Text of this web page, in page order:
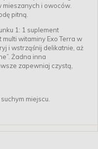
i owoców.
pitną.
1: 1 suplement
witaminy Exo Terra w
i wstrząśnij delikatnie, aż
Żadna inna
zapewniaj czystą,
miejscu.